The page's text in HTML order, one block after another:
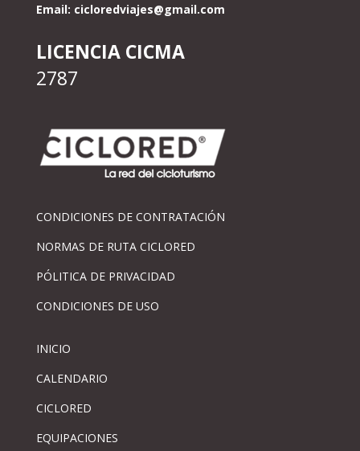
Email: cicloredviajes@gmail.com
LICENCIA CICMA
2787
CONDICIONES DE CONTRATACIÓN
NORMAS DE RUTA CICLORED
PÓLITICA DE PRIVACIDAD
CONDICIONES DE USO
INICIO
CALENDARIO
CICLORED
EQUIPACIONES